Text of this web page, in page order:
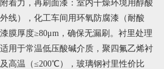
着力，再刷面漆：室内干燥环境用醇酸
线），化工车间用环氧防腐漆（耐酸
膜厚度≥80μm，确保无漏刷。衬里处理
用于常温低压酸碱介质，聚四氟乙烯衬
高温（≤200℃），玻璃钢衬里性价比